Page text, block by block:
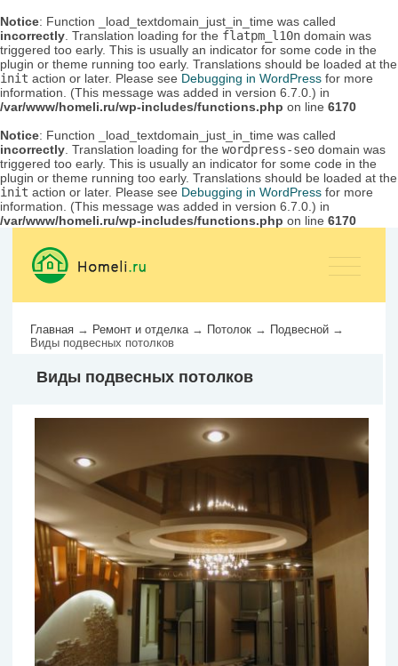
Notice: Function _load_textdomain_just_in_time was called
incorrectly . Translation loading for the flatpm_l10n domain was
triggered too early. This is usually an indicator for some code in the
plugin or theme running too early. Translations should be loaded at the
init action or later. Please see Debugging in WordPress for more
information. (This message was added in version 6.7.0.) in
/var/www/homeli.ru/wp-includes/functions.php on line 6170
Notice: Function _load_textdomain_just_in_time was called
incorrectly . Translation loading for the wordpress-seo domain was
triggered too early. This is usually an indicator for some code in the
plugin or theme running too early. Translations should be loaded at the
init action or later. Please see Debugging in WordPress for more
information. (This message was added in version 6.7.0.) in
/var/www/homeli.ru/wp-includes/functions.php on line 6170
Главная → Ремонт и отделка → Потолок → Подвесной →
Виды подвесных потолков
Виды подвесных потолков